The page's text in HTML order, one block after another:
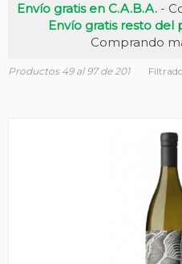
Envío gratis en C.A.B.A.-
Envío gratis resto del
Comprando
Productos 49 al 97 de 201